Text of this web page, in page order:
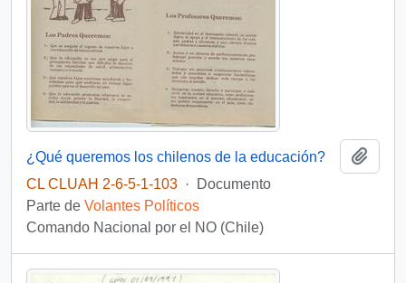
¿Qué queremos los chilenos de la educación?
CL CLUAH 2-6-5-1-103 ·
Documento
Parte de Volantes Políticos
Comando Nacional por el NO (Chile)